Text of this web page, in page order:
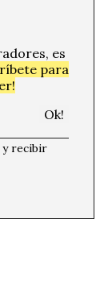
es
para
y recibir